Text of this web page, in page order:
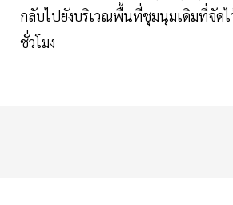
กลับไปยังบริเวณพื้นที่ชุมนุมเดิมที่จัดไว้
ชั่วโมง